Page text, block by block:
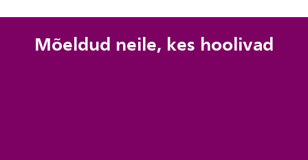
Mõeldud neile, kes hoolivad